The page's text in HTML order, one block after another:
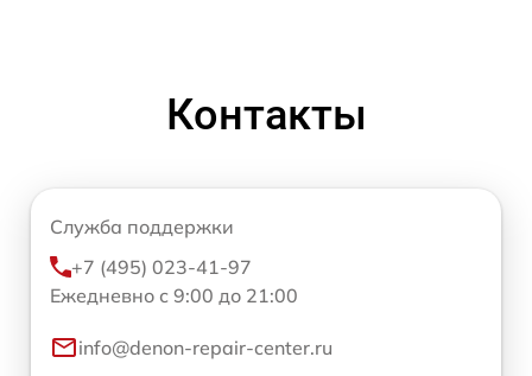
Контакты
Служба поддержки
+7 (495) 023-41-97
Ежедневно с 9:00 до 21:00
info@denon-repair-center.ru